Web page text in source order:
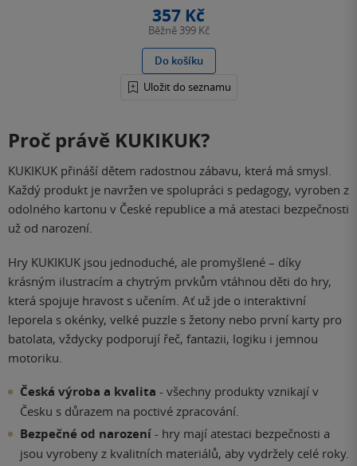
357 Kč
Běžně 399 Kč
Do košíku
Uložit do seznamu
Proč právě KUKIKUK?
KUKIKUK přináší dětem radostnou zábavu, která má smysl.
Každý produkt je navržen ve spolupráci s pedagogy, vyroben z
odolného kartonu v České republice a má atestaci bezpečnosti
už od narození.
Hry KUKIKUK jsou jednoduché, ale promyšlené – díky
krásným ilustracím a chytrým prvkům vtáhnou děti do hry,
která spojuje hravost s učením. Ať už jde o interaktivní
leporela s okénky, velké puzzle s žetony nebo první karty pro
batolata, vždycky podporují řeč, fantazii, logiku i jemnou
motoriku.
Česká výroba a kvalita - všechny produkty vznikají v
Česku s důrazem na poctivé zpracování.
Bezpečné od narození - hry mají atestaci bezpečnosti a
jsou vyrobeny z kvalitních materiálů, aby vydržely celé roky.